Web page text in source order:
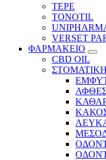
TEPE
TONOTIL
VERSET
ΦΑΡΜΑΚΕΙΟ
CBD OIL